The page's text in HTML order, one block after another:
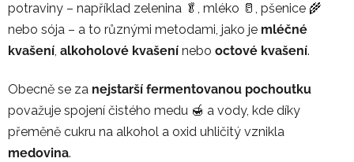
potraviny – například zelenina 🥬, mléko 🥛, pšenice 🌾
nebo sója – a to různými metodami, jako je mléčné
kvašení, alkoholové kvašení nebo octové kvašení.
Obecně se za nejstarší fermentovanou pochoutku
považuje spojení čistého medu 🍯 a vody, kde díky
přeměně cukru na alkohol a oxid uhličitý vznikla
medovina.